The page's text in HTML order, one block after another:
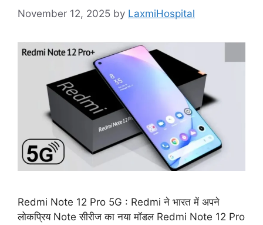
November 12, 2025 by LaxmiHospital
Redmi Note 12 Pro 5G : Redmi ने भारत में अपने
लोकप्रिय Note सीरीज का नया मॉडल Redmi Note 12 Pro